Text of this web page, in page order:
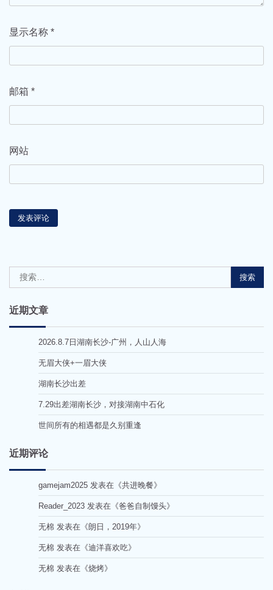
显示名称 *
邮箱 *
网站
索：
近期文章
2026.8.7日湖南长沙-广州，人山人海
无眉大侠+一眉大侠
湖南长沙出差
7.29出差湖南长沙，对接湖南中石化
世间所有的相遇都是久别重逢
近期评论
gamejam2025 发表在《共进晚餐》
Reader_2023 发表在《爸爸自制馒头》
无棉 发表在《朗日，2019年》
无棉 发表在《迪洋喜欢吃》
无棉 发表在《烧烤》